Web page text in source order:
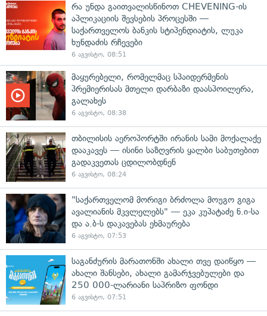
რა უნდა გაითვალისწინოთ CHEVENING-ის
აპლიკაციის შევსების პროცესში —
საქართველოს ბანკის სტიპენდიატის, ლუკა
ხუნდაძის რჩევები
6 აგვისტო, 08:51
მაყურებელი, რომელმაც სპაიდერმენის
პრემიერისას მთელი დარბაზი დაასპოილერა,
გალახეს
6 აგვისტო, 08:38
თბილისის აეროპორტში ირანის სამი მოქალაქე
დააკავეს — ისინი საზღვრის ყალბი საბუთებით
გადაკვეთას ცდილობდნენ
6 აგვისტო, 08:24
"საქართველომ მორიგი ბრძოლა მოუგო გიგა
ავალიანის მკვლელებს" — ეკა კუპატაძე ნ.ი-სა
და ა.ბ-ს დაკავებას ეხმაურება
6 აგვისტო, 07:53
საგანძურის მარათონში ახალი თვე დაიწყო —
ახალი შანსები, ახალი გამარჯვებულები და
250 000-ლარიანი საპრიზო ფონდი
6 აგვისტო, 07:51